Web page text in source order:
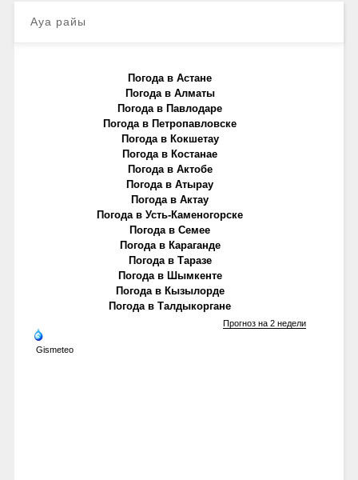
Ауа райы
Погода в Астане
Погода в Алматы
Погода в Павлодаре
Погода в Петропавловске
Погода в Кокшетау
Погода в Костанае
Погода в Актобе
Погода в Атырау
Погода в Актау
Погода в Усть-Каменогорске
Погода в Семее
Погода в Караганде
Погода в Таразе
Погода в Шымкенте
Погода в Кызылорде
Погода в Талдыкоргане
Gismeteo
Прогноз на 2 недели